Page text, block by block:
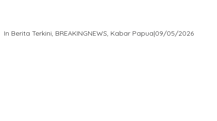
In Berita Terkini, BREAKINGNEWS, Kabar Papua|09/05/2026